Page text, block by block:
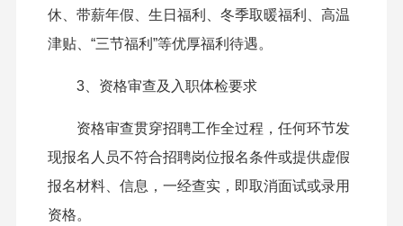
休、带薪年假、生日福利、冬季取暖福利、高温
津贴、“三节福利”等优厚福利待遇。
3、资格审查及入职体检要求
资格审查贯穿招聘工作全过程，任何环节发
现报名人员不符合招聘岗位报名条件或提供虚假
报名材料、信息，一经查实，即取消面试或录用
资格。